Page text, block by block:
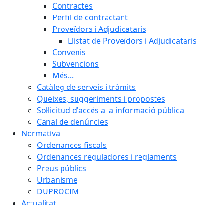
Contractes
Perfil de contractant
Proveïdors i Adjudicataris
Llistat de Proveïdors i Adjudicataris
Convenis
Subvencions
Més...
Catàleg de serveis i tràmits
Queixes, suggeriments i propostes
Sol·licitud d'accés a la informació pública
Canal de denúncies
Normativa
Ordenances fiscals
Ordenances reguladores i reglaments
Preus públics
Urbanisme
DUPROCIM